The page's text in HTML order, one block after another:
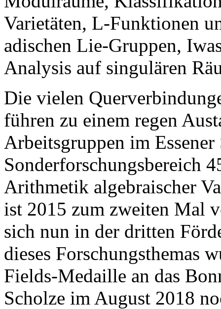
Varietäten, L-Funktionen
adischen Lie-Gruppen,
Analysis auf singulären
Die vielen
führen zu einem regen
Arbeitsgruppen im
Sonderforschungsbereich
Arithmetik algebraischer
ist 2015 zum zweiten Mal
sich nun in der dritten
dieses Forschungsthemas
Fields-Medaille an das
Scholze im August 2018